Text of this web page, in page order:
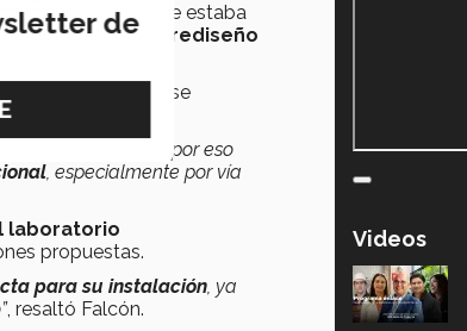
del empaque estaba
experimentó un rediseño
de los sensores, se
es muy delicada, por eso
, especialmente por vía
laboratorio
propuestas.
para su instalación, ya
, resaltó Falcón.
Videos
de